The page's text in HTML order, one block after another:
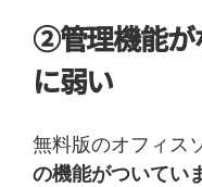
②管理機能が
に弱い
無料版のオフィス
の機能がついてい